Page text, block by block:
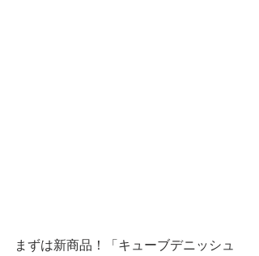
まずは新商品！「キューブデニッシュ